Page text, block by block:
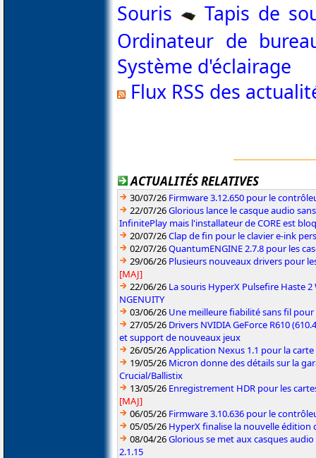
Souris
Tapis de
Ordinateur de
Système d'éclairage
Flux RSS des
ACTUALITÉS RELATIVES
30/07/26 Firmware 3.12.650 pour le
22/07/26Glorious lance le casque audio
InfinitePlay mais l'installateur de CORE est
20/07/26Clap de fin pour le clavier e-ink
02/07/26QuantumENGINE 2.7.8 pour les
29/06/26 Plusieurs nouveaux drivers pour
[MAJ]
22/06/26 La souris HyperX Pulsefire Haste
NGENUITY
03/06/26 Une meilleure fiabilité sans fil pour
27/05/26 Drivers NVIDIA GeForce R610
et support de nouveaux jeux
26/05/26Application Nexus 1.1 pour la
19/05/26 Micron donne des détails sur la
Crucial/Ballistix
13/05/26 Enregistrement HDR pour les
[MAJ]
06/05/26 Firmware 3.10.636 pour le
05/05/26 HyperX finalise la nouvelle édition
08/04/26Glorious se met aux casques audio
2.1.15